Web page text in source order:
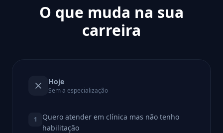
O que muda na sua
carreira
Hoje
Sem a especialização
1
Quero atender em clínica mas não tenho
habilitação